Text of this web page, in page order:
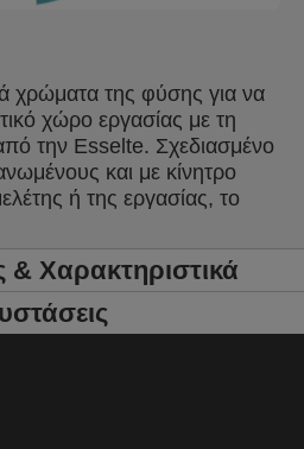
χρώματα της φύσης για να
χώρο εργασίας με τη
την Esselte. Σχεδιασμένο
και με κίνητρο
ή της εργασίας, το
τα ήρεμα χρώματα θα σας
την επόμενη περιπέτειά
Esselte Colour'Breeze
φάκελος που μπορεί
την αποθήκευση
και μπορεί να
αποθήκευση ζελατινών
Χαρακτηριστικά